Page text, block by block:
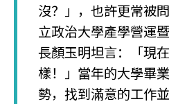
沒？」，也許更常被
立政治大學產學營運
長顏玉明坦言：「現
樣！」當年的大學畢
勢，找到滿意的工作